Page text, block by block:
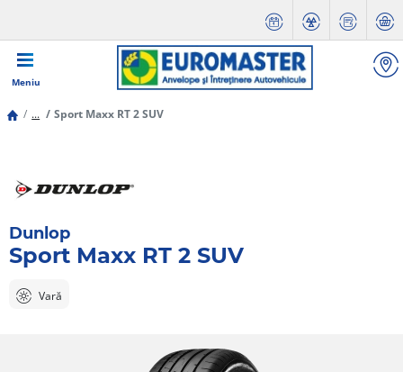
Meniu
... Sport Maxx RT 2 SUV
Dunlop
Sport Maxx RT 2 SUV
Vară